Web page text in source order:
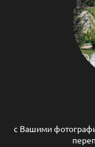
с Вашими